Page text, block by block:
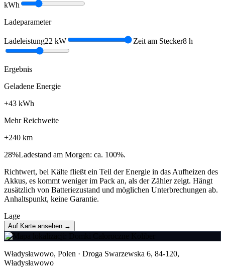
kWh
Ladeparameter
Ladeleistung22 kW Zeit am Stecker8 h
Ergebnis
Geladene Energie
+43 kWh
Mehr Reichweite
+240 km
28%Ladestand am Morgen: ca. 100%.
Richtwert, bei Kälte fließt ein Teil der Energie in das Aufheizen des
Akkus, es kommt weniger im Pack an, als der Zähler zeigt. Hängt
zusätzlich von Batteriezustand und möglichen Unterbrechungen ab.
Anhaltspunkt, keine Garantie.
Lage
Auf Karte ansehen →
Władysławowo, Polen · Droga Swarzewska 6, 84-120,
Władysławowo